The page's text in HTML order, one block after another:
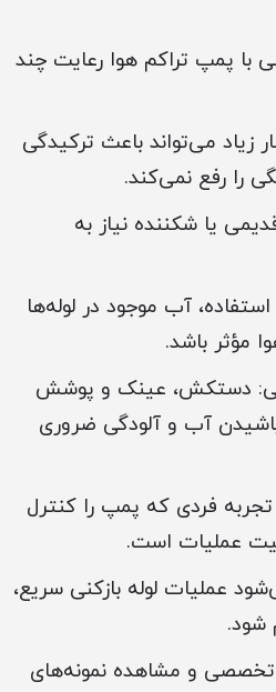
با پمپ تراکم هوا رعایت چند
زیاد می‌تواند باعث ترکیدگی
را رفع نمی‌کند.
یا شکننده نیاز به
آب موجود در لوله‌ها
مؤثر باشد.
دستکش، عینک و پوشش
آب و آلودگی ضروری
فردی که پمپ را کنترل
عملیات است.
عملیات لوله بازکنی سریع،
شود.
و مشاهده نمونه‌های